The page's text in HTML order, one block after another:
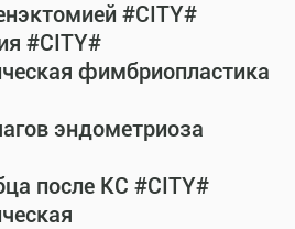
#CITY#
#CITY#
фимбриопластика
эндометриоза
после КС #CITY#